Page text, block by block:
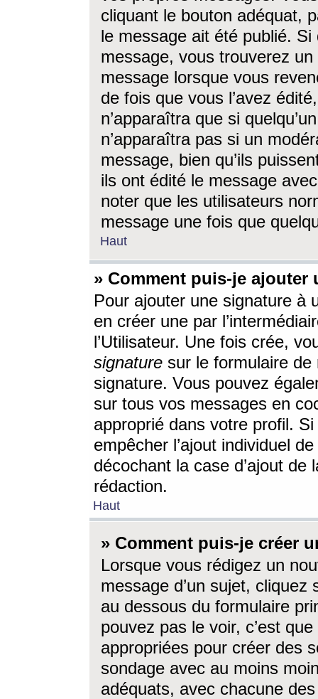
cliquant le bouton adéquat,
le message ait été publié. Si
message, vous trouverez
message lorsque vous
de fois que vous l’avez
n’apparaîtra que si
n’apparaîtra pas si un
message, bien qu’ils
ils ont édité le message
noter que les utilisateurs
message une fois que
Haut
» Comment puis-je ajouter
Pour ajouter une signature à
en créer une par
l’Utilisateur. Une fois crée,
signature sur le formulaire de
signature. Vous pouvez
sur tous vos messages en
approprié dans votre profil.
empêcher l’ajout individuel
décochant la case d’ajout
rédaction.
Haut
» Comment puis-je créer
Lorsque vous rédigez un
message d’un sujet, cliquez
au dessous du formulaire
pouvez pas le voir, c’est
appropriées pour créer des
sondage avec au moins
adéquats, avec chacune